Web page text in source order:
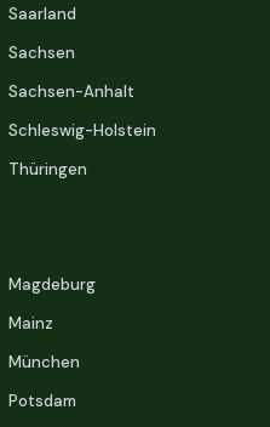
Saarland
Sachsen
Sachsen-Anhalt
Schleswig-Holstein
Thüringen
Magdeburg
Mainz
München
Potsdam